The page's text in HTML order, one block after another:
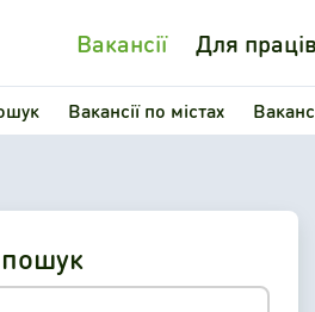
Вакансії Для
Вакансії по містах